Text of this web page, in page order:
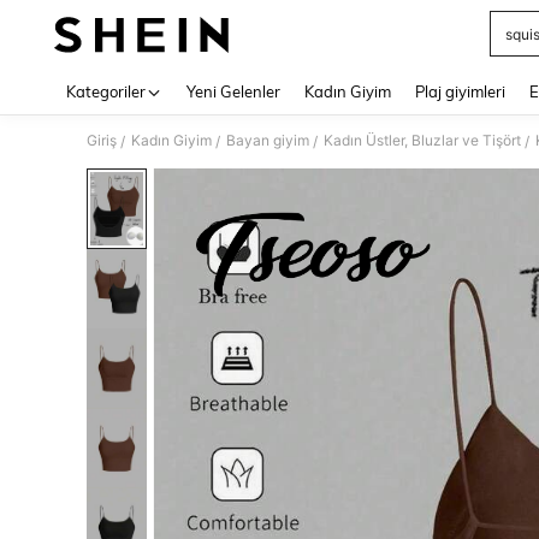
Kategoriler Yeni Gelenler Kadın Giyim Plaj giyimleri
Giriş / Kadın Giyim / Bayan giyim / Kadın Üstler, Bluzlar ve Tişört /